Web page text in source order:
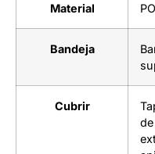
Material
Bandeja
Cubrir